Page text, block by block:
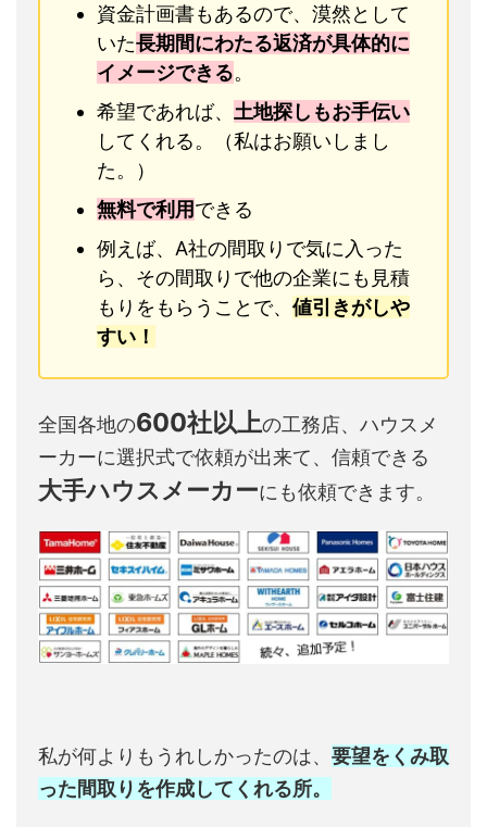
資金計画書もあるので、漠然として
いた長期間にわたる返済が具体的に
イメージできる。
希望であれば、 土地探しもお手伝い
してくれる。（私はお願いしまし
た。）
無料で利用できる
例えば、A社の間取りで気に入った
ら、その間取りで他の企業にも見積
もりをもらうことで、 値引きがしや
すい！
全国各地の600社以上の工務店、ハウスメ
ーカーに選択式で依頼が出来て、信頼できる
大手ハウスメーカーにも依頼できます。
私が何よりもうれしかったのは、 要望をくみ取
った間取りを作成してくれる所。